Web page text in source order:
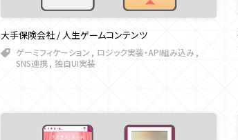
大手保険会社 / 人生ゲームコンテンツ
ゲーミフィケーション
ロジック実装・API組み込み
SNS連携
独自UI実装